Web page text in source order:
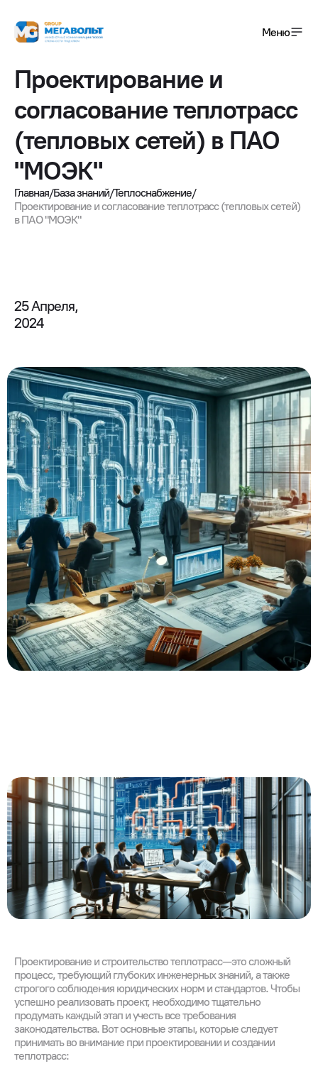
Меню
info@megavolt-group.com
Услуги
Завершенные проекты
База знаний
Контакты
Получить консультацию
Проектирование и
согласование теплотрасс
(тепловых сетей) в ПАО
"МОЭК"
Главная/База знаний/Теплоснабжение/
Проектирование и согласование теплотрасс (тепловых сетей)
в ПАО "МОЭК"
25 Апреля,
2024
Проектирование и строительство теплотрасс — это сложный
процесс, требующий глубоких инженерных знаний, а также
строгого соблюдения юридических норм и стандартов. Чтобы
успешно реализовать проект, необходимо тщательно
продумать каждый этап и учесть все требования
законодательства. Вот основные этапы, которые следует
принимать во внимание при проектировании и создании
теплотрасс: